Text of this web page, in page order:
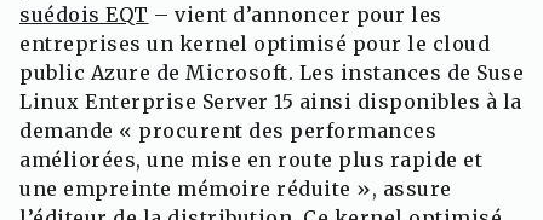
suédois EQT – vient d’annoncer pour les
entreprises un kernel optimisé pour le cloud
public Azure de Microsoft. Les instances de Suse
Linux Enterprise Server 15 ainsi disponibles à la
demande « procurent des performances
améliorées, une mise en route plus rapide et
une empreinte mémoire réduite », assure